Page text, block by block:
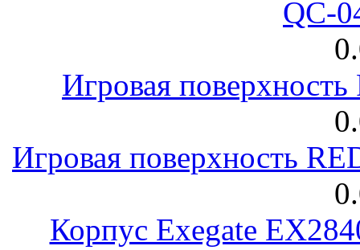
QC-
Игровая
Игровая поверхность
Корпус Exegate